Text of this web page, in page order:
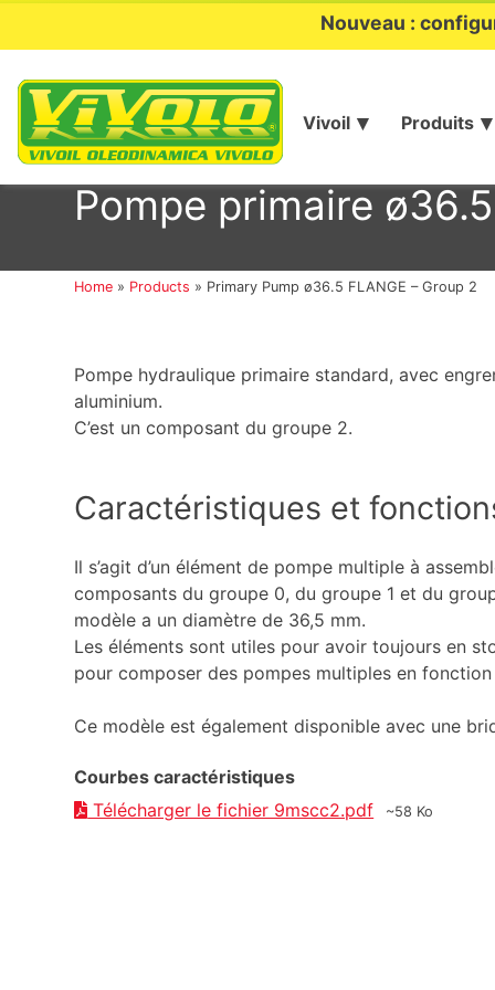
Aller
au
Nouveau :
Vivoil Produits
Pompe primaire
Home » Products » Primary Pump ø36.5 FLANGE – Group 2
Pompe hydraulique primaire standard, avec
aluminium.
C’est un composant du groupe 2.
Caractéristiques et
Il s’agit d’un élément de pompe multiple à
composants du groupe 0, du groupe 1 et du
modèle a un diamètre de 36,5 mm.
Les éléments sont utiles pour avoir toujours en
pour composer des pompes multiples en
Ce modèle est également disponible avec une
Courbes caractéristiques
Télécharger le fichier 9mscc2.pdf
~58 Ko